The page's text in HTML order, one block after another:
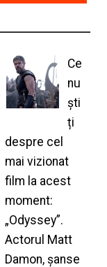
Ce
nu
ști
ți
despre cel
mai vizionat
film la acest
moment:
„Odyssey”.
Actorul Matt
Damon, șanse